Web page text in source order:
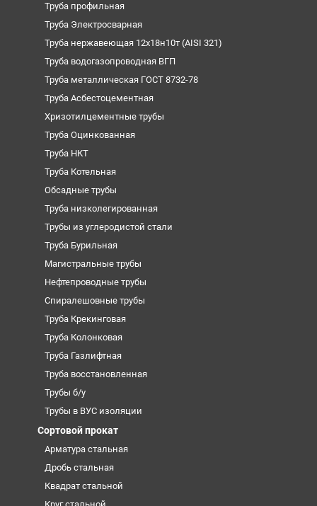
Труба профильная
Труба Электросварная
Труба нержавеющая 12х18н10т (AISI 321)
Труба водогазопроводная ВГП
Труба металлическая ГОСТ 8732-78
Труба Асбестоцементная
Хризотилцементные трубы
Труба Оцинкованная
Труба НКТ
Труба Котельная
Обсадные трубы
Труба низколегированная
Трубы из углеродистой стали
Труба Бурильная
Магистральные трубы
Нефтепроводные трубы
Спиралешовные трубы
Труба Крекинговая
Труба Колонковая
Труба Газлифтная
Труба восстановленная
Трубы б/у
Трубы в ВУС изоляции
Сортовой прокат
Арматура стальная
Дробь стальная
Квадрат стальной